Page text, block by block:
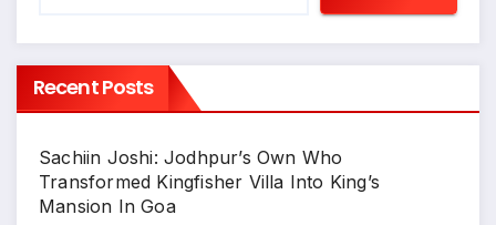
Recent Posts
Sachiin Joshi: Jodhpur’s Own Who
Transformed Kingfisher Villa Into King’s
Mansion In Goa